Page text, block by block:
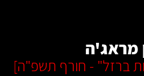
מראג'ה
ברזל" - חורף תשפ"ה]